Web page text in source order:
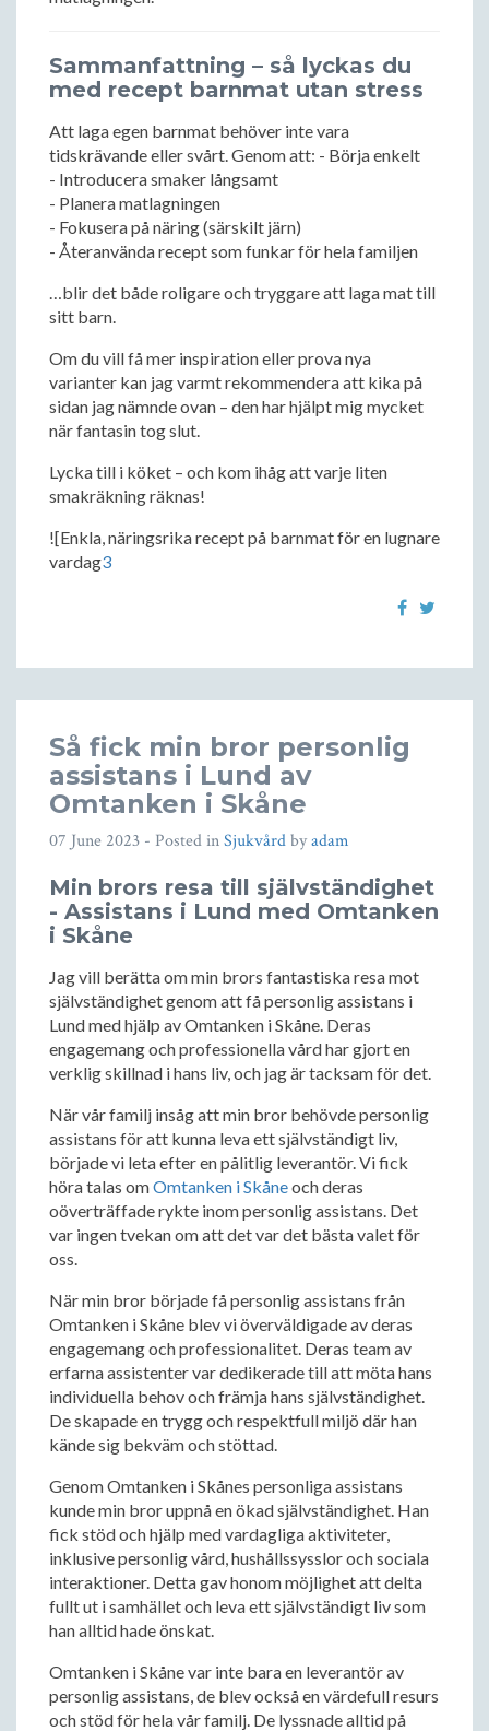
Sammanfattning – så lyckas du
med recept barnmat utan stress
Att laga egen barnmat behöver inte vara
tidskrävande eller svårt. Genom att: - Börja enkelt
- Introducera smaker långsamt
- Planera matlagningen
- Fokusera på näring (särskilt järn)
- Återanvända recept som funkar för hela familjen
…blir det både roligare och tryggare att laga mat till
sitt barn.
Om du vill få mer inspiration eller prova nya
varianter kan jag varmt rekommendera att kika på
sidan jag nämnde ovan – den har hjälpt mig mycket
när fantasin tog slut.
Lycka till i köket – och kom ihåg att varje liten
smakräkning räknas!
![Enkla, näringsrika recept på barnmat för en lugnare
vardag3
Så fick min bror personlig
assistans i Lund av
Omtanken i Skåne
07 June 2023 - Posted inSjukvårdbyadam
Min brors resa till självständighet
- Assistans i Lund med Omtanken
i Skåne
Jag vill berätta om min brors fantastiska resa mot
självständighet genom att få personlig assistans i
Lund med hjälp av Omtanken i Skåne. Deras
engagemang och professionella vård har gjort en
verklig skillnad i hans liv, och jag är tacksam för det.
När vår familj insåg att min bror behövde personlig
assistans för att kunna leva ett självständigt liv,
började vi leta efter en pålitlig leverantör. Vi fick
höra talas omOmtanken i Skåneoch deras
oöverträffade rykte inom personlig assistans. Det
var ingen tvekan om att det var det bästa valet för
oss.
När min bror började få personlig assistans från
Omtanken i Skåne blev vi överväldigade av deras
engagemang och professionalitet. Deras team av
erfarna assistenter var dedikerade till att möta hans
individuella behov och främja hans självständighet.
De skapade en trygg och respektfull miljö där han
kände sig bekväm och stöttad.
Genom Omtanken i Skånes personliga assistans
kunde min bror uppnå en ökad självständighet. Han
fick stöd och hjälp med vardagliga aktiviteter,
inklusive personlig vård, hushållssysslor och sociala
interaktioner. Detta gav honom möjlighet att delta
fullt ut i samhället och leva ett självständigt liv som
han alltid hade önskat.
Omtanken i Skåne var inte bara en leverantör av
personlig assistans, de blev också en värdefull resurs
och stöd för hela vår familj. De lyssnade alltid på